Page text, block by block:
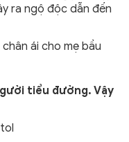
ra ngộ độc dẫn đến
ái cho mẹ bầu
tiểu đường. Vậy